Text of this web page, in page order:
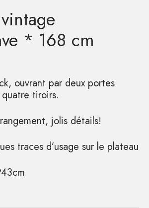
* 168 cm
ouvrant par deux portes
tiroirs.
jolis détails!
traces d’usage sur le plateau